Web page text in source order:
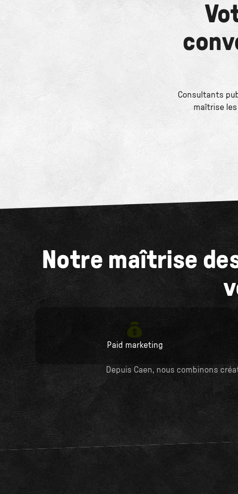
Consultants
maîtrise
Notre maîtrise
Paid marketing
Depuis Caen, nous combinons